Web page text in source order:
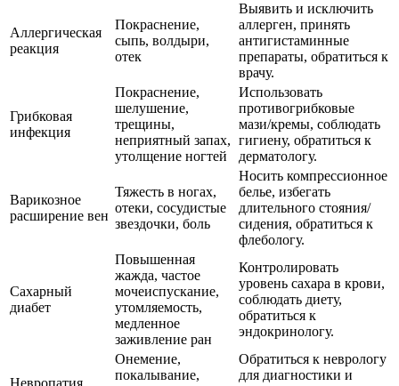
Аллергическая
реакция
Покраснение,
сыпь, волдыри,
отек
Выявить и исключить
аллерген, принять
антигистаминные
препараты, обратиться к
врачу.
Грибковая
инфекция
Покраснение,
шелушение,
трещины,
неприятный запах,
утолщение ногтей
Использовать
противогрибковые
мази/кремы, соблюдать
гигиену, обратиться к
дерматологу.
Варикозное
расширение вен
Тяжесть в ногах,
отеки, сосудистые
звездочки, боль
Носить компрессионное
белье, избегать
длительного стояния/
сидения, обратиться к
флебологу.
Сахарный
диабет
Повышенная
жажда, частое
мочеиспускание,
утомляемость,
медленное
заживление ран
Контролировать
уровень сахара в крови,
соблюдать диету,
обратиться к
эндокринологу.
Онемение,
покалывание,
Обратиться к неврологу
для диагностики и